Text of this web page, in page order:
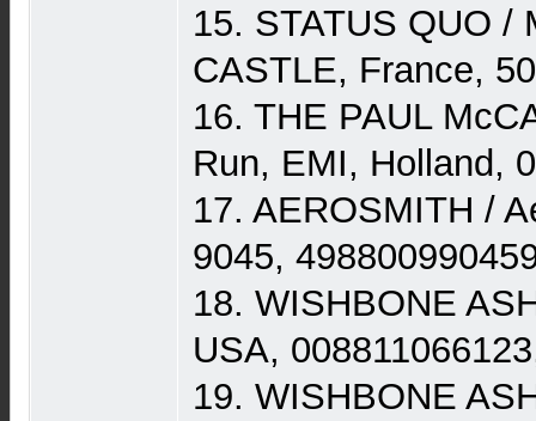
15. STATUS QUO /
CASTLE, France,
16. THE PAUL
Run, EMI, Holland,
17. AEROSMITH /
9045,
18. WISHBONE
USA,
19. WISHBONE